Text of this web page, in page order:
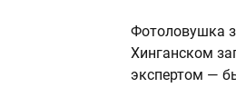
Фотоловушка
Хинганском
экспертом —